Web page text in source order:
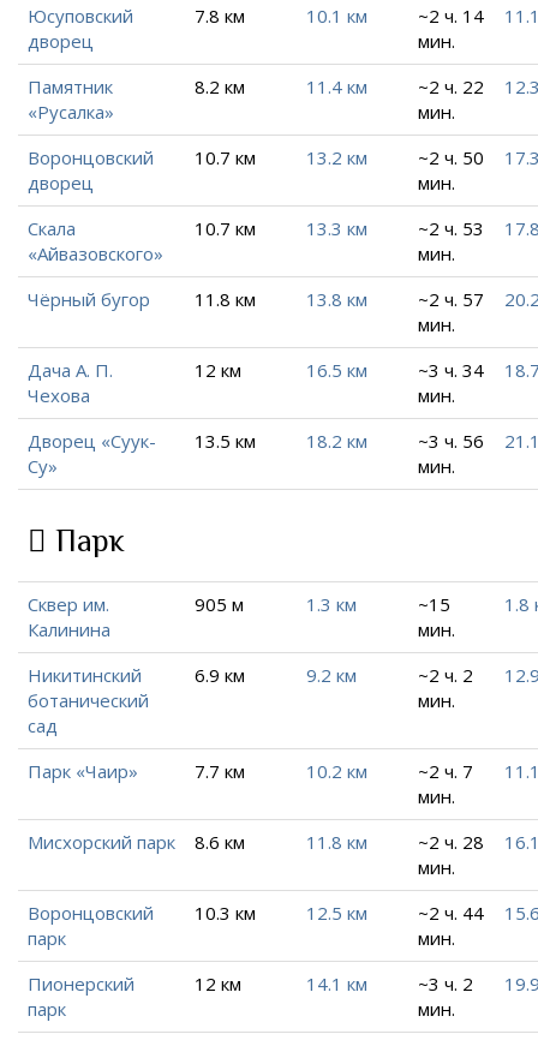
Юсуповский
дворец
7.8 км 10.1 км
~2 ч. 14
мин.
Памятник
«Русалка»
8.2 км 11.4 км
~2 ч. 22
мин.
Воронцовский
дворец
10.7 км 13.2 км
~2 ч. 50
мин.
Скала
«Айвазовского»
10.7 км 13.3 км
~2 ч. 53
мин.
Чёрный бугор 11.8 км 13.8 км
~2 ч. 57
мин.
Дача А. П.
Чехова
12 км 16.5 км
~3 ч. 34
мин.
Дворец «Суук-
Су»
13.5 км 18.2 км
~3 ч. 56
мин.
Парк
Сквер им.
Калинина
905 м 1.3 км
~15
мин.
1.8
Никитинский
ботанический
сад
6.9 км 9.2 км
~2 ч. 2
мин.
Парк «Чаир» 7.7 км 10.2 км
~2 ч. 7
мин.
Мисхорский парк 8.6 км 11.8 км
~2 ч. 28
мин.
Воронцовский
парк
10.3 км 12.5 км
~2 ч. 44
мин.
Пионерский
парк
12 км 14.1 км
~3 ч. 2
мин.